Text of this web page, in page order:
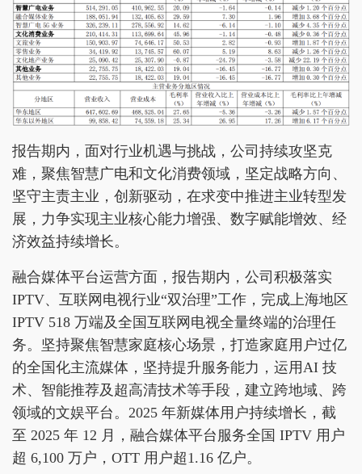
报告期内，面对行业机遇与挑战，公司持续攻坚克
难，聚焦智慧广电和文化消费领域，坚定战略方向、
坚守主责主业，创新驱动，在求变中推进主业转型发
展，力争实现主业核心能力增强、数字赋能增效、经
济效益持续增长。
融合媒体平台运营方面，报告期内，公司积极落实
IPTV、互联网电视行业“双治理”工作，完成上海地区
IPTV 518 万端及全国互联网电视全量终端的治理任
务。坚持聚焦智慧家庭核心场景，打造家庭用户过亿
的全国化主流媒体，坚持提升服务能力，运用AI 技
术、智能推荐及超高清技术等手段，建立跨地域、跨
领域的文娱平台。2025 年新媒体用户持续增长，截
至 2025 年 12 月，融合媒体平台服务全国 IPTV 用户
超 6,100 万户，OTT 用户超1.16 亿户。